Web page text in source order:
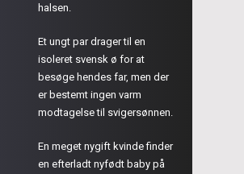
halsen.
Et ungt par drager til en
isoleret svensk ø for at
besøge hendes far, men der
er bestemt ingen varm
modtagelse til svigersønnen.
En meget nygift kvinde finder
en efterladt nyfødt baby på